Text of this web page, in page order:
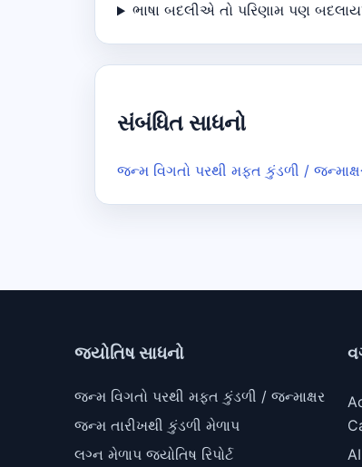
ભાષા બદલીએ તો પરિણામ પણ
સંબંધિત સાધનો
જન્મ વિગતો પરથી મફત કુંડળી /
જ્યોતિષ સાધનો
જન્મ વિગતો પરથી મફત કુંડળી / જન્માક્ષર
જન્મ તારીખથી કુંડળી મેળાપ
લગ્ન મેળાપ જ્યોતિષ રિપોર્ટ